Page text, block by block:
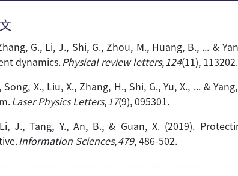
G., Li, J., Shi, G., Zhou, M., Huang, B., ... &
dynamics.Physical review letters,124(11), 113202.
Song, X., Liu, X., Zhang, H., Shi, G., Yu, X., ... &
Laser Physics Letters,17(9), 095301.
J., Tang, Y., An, B., & Guan, X. (2019).
Information Sciences,479, 486-502.